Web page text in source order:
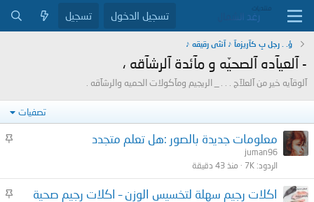
تسجيل الدخول تسجيل
ؤ. . رجل بِ كآريزمآ ♪ آنثى رقيقه ♪
- آلعيآده آلصحيّه و مآئدة آلرشآقه ،
آلوقآيه خير من آلعلآج . . . _ الريجيم ومآكولات الحميه والرشآقه .
تصفيات
م
معلومات جديدة بالصور :هل تعلم متجدد
juman96
الردود 7K منذ 43 دقيقة
م
اكلات رجيم سهلة لتخسيس الوزن – اكلات رجيم صحية